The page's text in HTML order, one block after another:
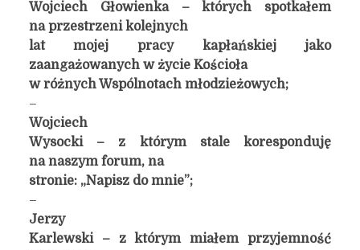
Wojciech Głowienka – których spotkałem
na przestrzeni kolejnych
lat mojej pracy kapłańskiej jako
zaangażowanych w życie Kościoła
w różnych Wspólnotach młodzieżowych;
–
Wojciech
Wysocki – z którym stale koresponduję
na naszym forum, na
stronie: „Napisz do mnie”;
–
Jerzy
Karlewski – z którym miałem przyjemność